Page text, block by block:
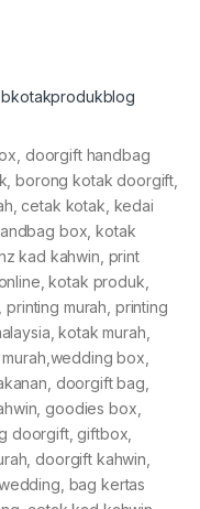
doorgift handbag
borong kotak doorgift,
cetak kotak, kedai
box, kotak
kad kahwin, print
kotak produk,
murah, printing
kotak murah,
box,
doorgift bag,
goodies box,
doorgift, giftbox,
doorgift kahwin,
bag kertas